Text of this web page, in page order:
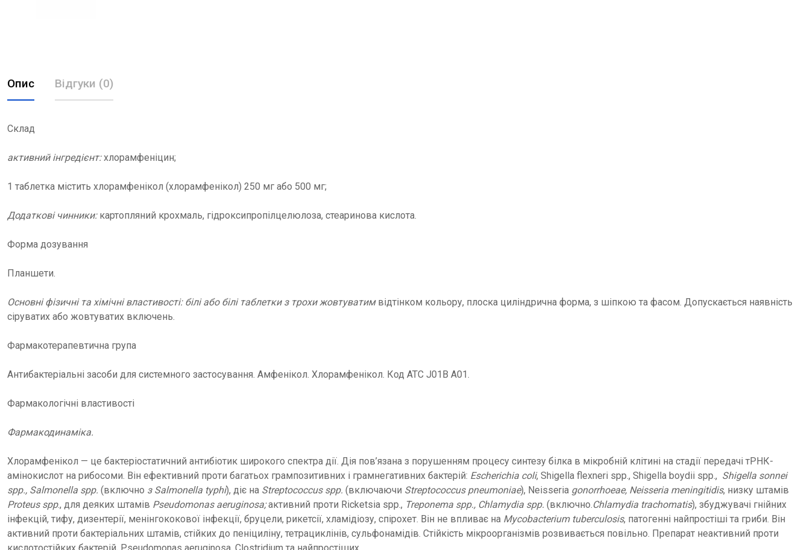
Опис Відгуки (0)
Склад
активний інгредієнт:хлорамфеніцин;
1 таблетка містить хлорамфенікол (хлорамфенікол) 250 мг або 500 мг;
Додаткові чинники:картопляний крохмаль, гідроксипропілцелюлоза, стеаринова кислота.
Форма дозування
Планшети.
Основні фізичні та хімічні властивості: білі або білі таблетки з трохи жовтуватим відтінком кольору, плоска циліндрична форма, з шіпкою та фасом. Допускається наявність
сіруватих або жовтуватих включень.
Фармакотерапевтична група
Антибактеріальні засоби для системного застосування. Амфенікол. Хлорамфенікол. Код ATC J01B A01.
Фармакологічні властивості
Фармакодинаміка.
Хлорамфенікол — це бактеріостатичний антибіотик широкого спектра дії. Дія пов’язана з порушенням процесу синтезу білка в мікробній клітині на стадії передачі тРНК-
амінокислот на рибосоми. Він ефективний проти багатьох грампозитивних і грамнегативних бактерій: Escherichia coli, Shigella flexneri spp., Shigella boydii spp., Shigella sonnei
spp., Salmonella spp. (включно з Salmonella typhi), діє на Streptococcus spp. (включаючи Streptococcus pneumoniae), Neisseria gonorrhoeae, Neisseria meningitidis, низку штамів
Proteus spp., для деяких штамів Pseudomonas aeruginosa;активний проти Ricketsia spp., Treponema spp., Chlamydia spp. (включно.Chlamydia trachomatis), збуджувачі гнійних
інфекцій, тифу, дизентерії, менінгококової інфекції, бруцели, рикетсії, хламідіозу, спірохет. Він не впливає на Mycobacterium tuberculosis, патогенні найпростіші та гриби. Він
активний проти бактеріальних штамів, стійких до пеніциліну, тетрациклінів, сульфонамідів. Стійкість мікроорганізмів розвивається повільно. Препарат неактивний проти